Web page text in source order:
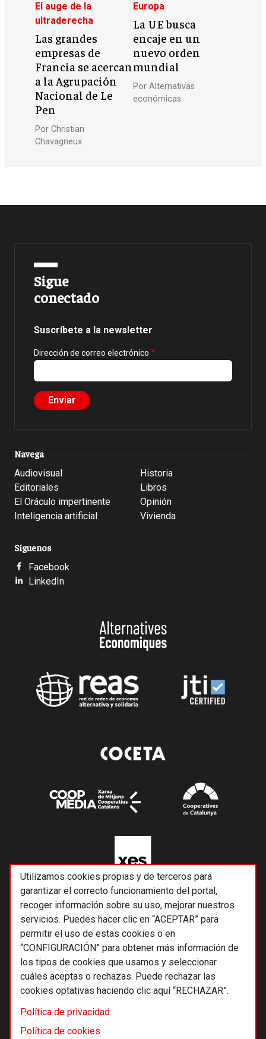
Utilizamos cookies propias y de terceros para
garantizar el correcto funcionamiento del portal,
recoger información sobre su uso, mejorar nuestros
servicios. Puedes hacer clic en “ACEPTAR” para
permitir el uso de estas cookies o en
“CONFIGURACIÓN” para obtener más información de
los tipos de cookies que usamos y seleccionar
cuáles aceptas o rechazas. Puede rechazar las
cookies optativas haciendo clic aquí “RECHAZAR”.
Política de privacidad
Política de cookies
El auge de la
ultraderecha
Las grandes
empresas de
Francia se acercan
a la Agrupación
Nacional de Le
Pen
PorChristian
Chavagneux
Europa
La UE busca
encaje en un
nuevo orden
mundial
Por Alternativas
económicas
Sigue
conectado
Suscríbete a la newsletter
Dirección de correo electrónico
Navega
Audiovisual
Editoriales
El Oráculo impertinente
Inteligencia artificial
Historia
Libros
Opinión
Vivienda
Síguenos
Facebook
LinkedIn
© 2026 Alternativas económicas SCCL
Footer
Términos y condiciones de uso